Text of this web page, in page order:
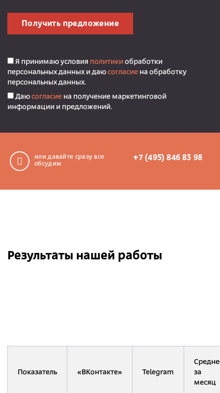
Получить предложение
Я принимаю условия политики обработки
персональных данных и даю согласие на обработку
персональных данных.
Даю согласие на получение маркетинговой
информации и предложений.
или давайте сразу все
обсудим
+7 (495) 846 83 98
Результаты нашей работы
Показатель «ВКонтакте» Telegram
за
месяц